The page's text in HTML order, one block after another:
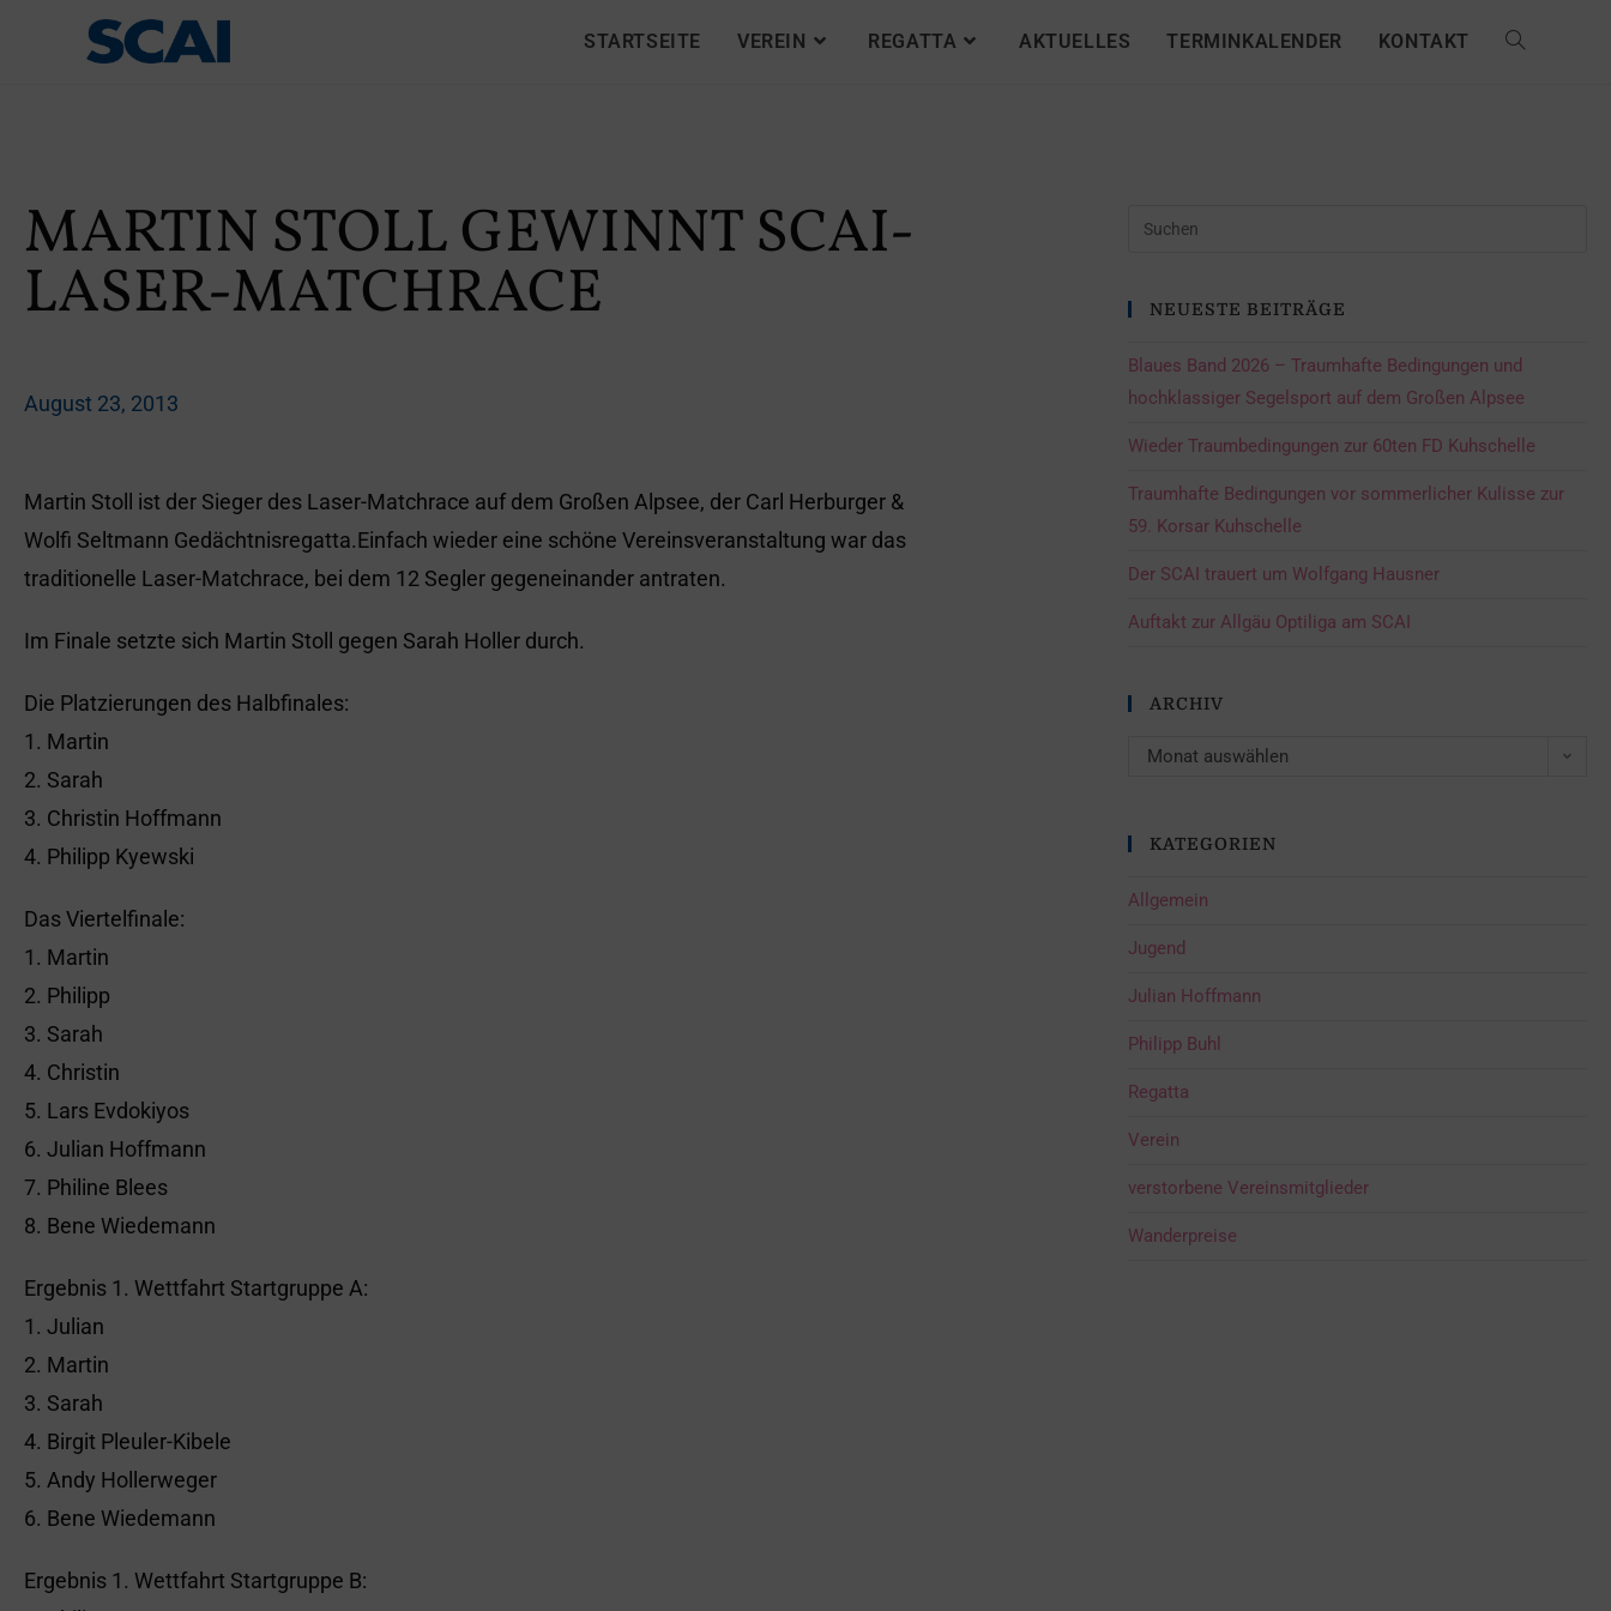
STARTSEITE VEREIN REGATTA AKTUELLES TERMINKALENDER KONTAKT
MARTIN STOLL GEWINNT SCAI-
LASER-MATCHRACE
August 23, 2013
Martin Stoll ist der Sieger des Laser-Matchrace auf dem Großen Alpsee, der Carl Herburger &
Wolfi Seltmann Gedächtnisregatta.Einfach wieder eine schöne Vereinsveranstaltung war das
traditionelle Laser-Matchrace, bei dem 12 Segler gegeneinander antraten.
Im Finale setzte sich Martin Stoll gegen Sarah Holler durch.
Die Platzierungen des Halbfinales:
1. Martin
2. Sarah
3. Christin Hoffmann
4. Philipp Kyewski
Das Viertelfinale:
1. Martin
2. Philipp
3. Sarah
4. Christin
5. Lars Evdokiyos
6. Julian Hoffmann
7. Philine Blees
8. Bene Wiedemann
Ergebnis 1. Wettfahrt Startgruppe A:
1. Julian
2. Martin
3. Sarah
4. Birgit Pleuler-Kibele
5. Andy Hollerweger
6. Bene Wiedemann
Ergebnis 1. Wettfahrt Startgruppe B:
NEUESTE BEITRÄGE
Blaues Band 2026 – Traumhafte Bedingungen und
hochklassiger Segelsport auf dem Großen Alpsee
Wieder Traumbedingungen zur 60ten FD Kuhschelle
Traumhafte Bedingungen vor sommerlicher Kulisse zur
59. Korsar Kuhschelle
Der SCAI trauert um Wolfgang Hausner
Auftakt zur Allgäu Optiliga am SCAI
ARCHIV
Monat auswählen
KATEGORIEN
Allgemein
Jugend
Julian Hoffmann
Philipp Buhl
Regatta
Verein
verstorbene Vereinsmitglieder
Wanderpreise